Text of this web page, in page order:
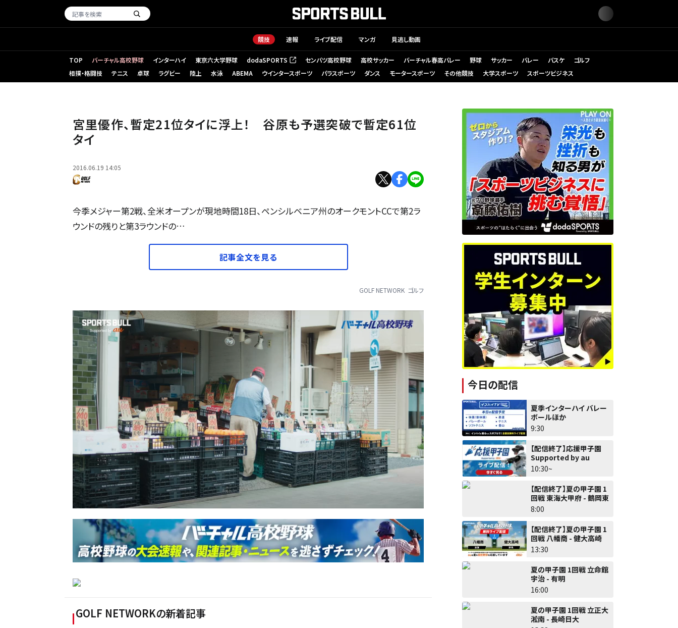
競技 速報 ライブ配信 マンガ 見逃し動画
TOP バーチャル高校野球 インターハイ 東京六大学野球 dodaSPORTS
（新しいタブで開く） センバツ高校野球 高校サッカー バーチャル春高バレー 野球 サッカー バレー バスケ
ゴルフ
相撲・格闘技
テニス 卓球 ラグビー 陸上 水泳 ABEMA ウインタースポーツ パラスポーツ ダンス モータースポーツ その他競技 大学スポーツ スポーツビジネス
宮里優作、暫定21位タイに浮上！ 谷原も予選突破で暫定61位
タイ
2016.06.19 14:05
今季メジャー第2戦、全米オープンが現地時間18日、ペンシルベニア州のオークモントCCで第2ラ
ウンドの残りと第3ラウンドの…
記事全文を見る
GOLF NETWORK ゴルフ
GOLF NETWORKの新着記事
今日の配信
夏季インターハイ バレー
ボールほか
9:30
【配信終了】応援甲子園
Supported by au
10:30~
【配信終了】夏の甲子園 1
回戦 東海大甲府 - 鶴岡東
8:00
【配信終了】夏の甲子園 1
回戦 八幡商 - 健大高崎
13:30
夏の甲子園 1回戦 立命館
宇治 - 有明
16:00
夏の甲子園 1回戦 立正大
淞南 - 長崎日大